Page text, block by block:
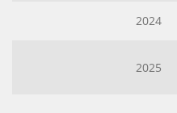
2024
2025